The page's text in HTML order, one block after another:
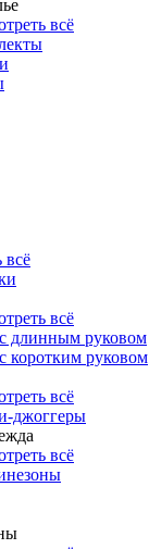
всё
всё
всё
длинным руковом
коротким руковом
всё
джоггеры
всё